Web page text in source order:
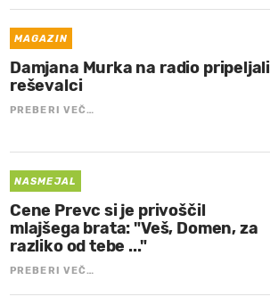
MAGAZIN
Damjana Murka na radio pripeljali
reševalci
PREBERI VEČ…
NASMEJAL
Cene Prevc si je privoščil
mlajšega brata: "Veš, Domen, za
razliko od tebe ..."
PREBERI VEČ…